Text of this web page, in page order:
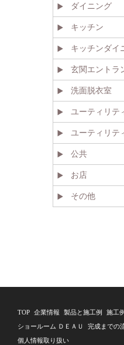
ダイニング
キッチン
キッチンダイ
玄関エントラ
洗面脱衣室
ユーティリテ
ユーティリテ
公共
お店
その他
TOP 企業情報 製品と施工例 施工
ショールーム ＤＥＡＵ
完成までの
個人情報取り扱い